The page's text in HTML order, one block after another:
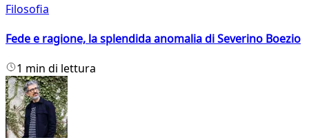
Filosofia
Fede e ragione, la splendida anomalia di Severino Boezio
1 min di lettura